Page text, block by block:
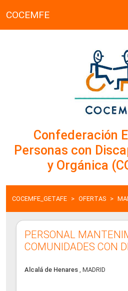
COCEMFE
Confederación
Personas con
y Orgánica
COCEMFE_GETAFE OFERTAS
PERSONAL
COMUNIDADES CON
Alcalá de Henares , MADRID